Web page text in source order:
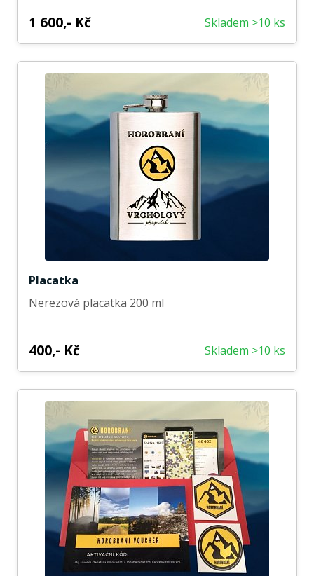
1 600,- Kč Skladem >10 ks
Placatka
Nerezová placatka 200 ml
400,- Kč Skladem >10 ks